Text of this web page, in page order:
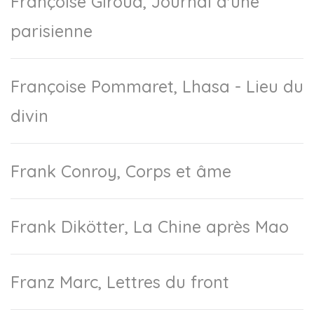
parisienne
Françoise Pommaret, Lhasa - Lieu du
divin
Frank Conroy, Corps et âme
Frank Dikötter, La Chine après Mao
Franz Marc, Lettres du front